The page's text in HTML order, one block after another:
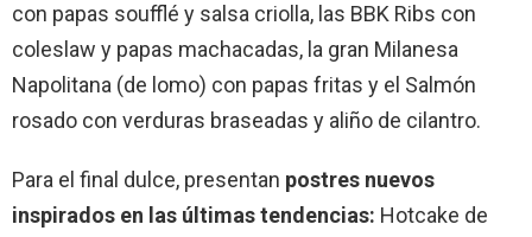
con papas soufflé y salsa criolla, las BBK Ribs con
coleslaw y papas machacadas, la gran Milanesa
Napolitana (de lomo) con papas fritas y el Salmón
rosado con verduras braseadas y aliño de cilantro.
Para el final dulce, presentan postres nuevos
inspirados en las últimas tendencias: Hotcake de